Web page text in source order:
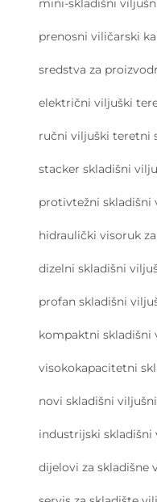
mini-skladišni
prenosni viličarski
sredstva za
električni viljuški
ručni viljuški teretni
stacker skladišni
protivtežni skladišni
hidraulički visoruk
dizelni skladišni
profan skladišni
kompaktni skladišni
visokokapacitetni
novi skladišni
industrijski skladišni
dijelovi za skladišne